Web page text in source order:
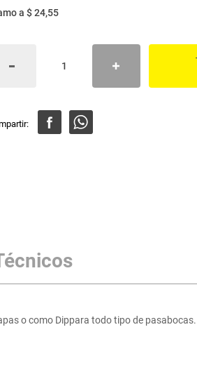
a $ 24,55
o como Dippara todo tipo de pasabocas.